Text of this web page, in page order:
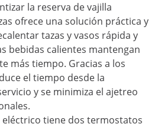
la reserva de vajilla
ofrece una solución práctica y
tazas y vasos rápida y
bebidas calientes mantengan
más tiempo. Gracias a los
el tiempo desde la
y se minimiza el ajetreo
eléctrico tiene dos termostatos